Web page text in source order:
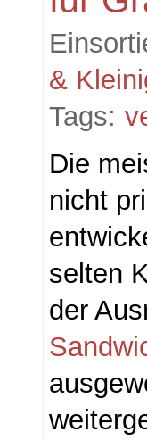
&
Tags:
Die
nicht
selten
der